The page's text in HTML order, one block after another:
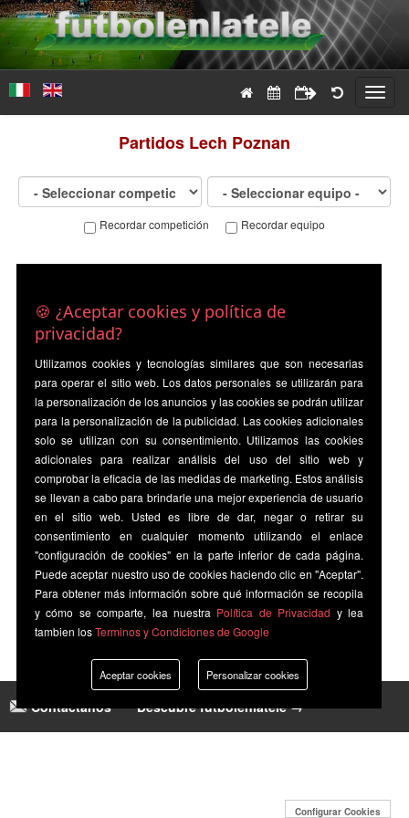
Partidos Lech Poznan
Recordar competición Recordar equipo
Contáctanos|Descubre futbolenlatele →
Configurar Cookies
🍪 ¿Aceptar cookies y política de
privacidad?
Utilizamos cookies y tecnologías similares que son necesarias
para operar el sitio web. Los datos personales se utilizarán para
la personalización de los anuncios y las cookies se podrán utilizar
para la personalización de la publicidad. Las cookies adicionales
solo se utilizan con su consentimiento. Utilizamos las cookies
adicionales para realizar análisis del uso del sitio web y
comprobar la eficacia de las medidas de marketing. Estos análisis
se llevan a cabo para brindarle una mejor experiencia de usuario
en el sitio web. Usted es libre de dar, negar o retirar su
consentimiento en cualquier momento utilizando el enlace
"configuración de cookies" en la parte inferior de cada página.
Puede aceptar nuestro uso de cookies haciendo clic en "Aceptar".
Para obtener más información sobre qué información se recopila
y cómo se comparte, lea nuestra Política de Privacidad y lea
tambien losTerminos y Condiciones de Google
Aceptar cookies Personalizar cookies